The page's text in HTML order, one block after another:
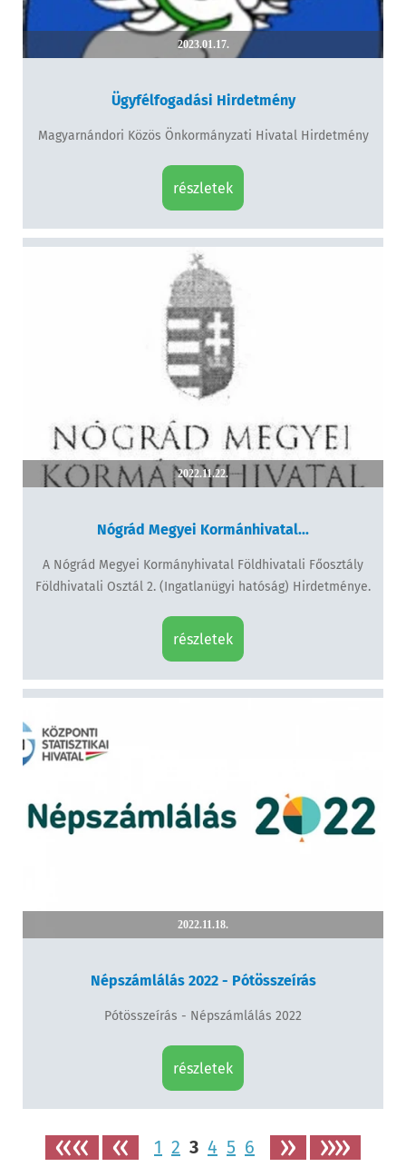
2023.01.17.
Ügyfélfogadási Hirdetmény
Magyarnándori Közös Önkormányzati Hivatal Hirdetmény
részletek
2022.11.22.
Nógrád Megyei Kormánhivatal...
A Nógrád Megyei Kormányhivatal Földhivatali Főosztály
Földhivatali Osztál 2. (Ingatlanügyi hatóság) Hirdetménye.
részletek
2022.11.18.
Népszámlálás 2022 - Pótösszeírás
Pótösszeírás - Népszámlálás 2022
részletek
«« « 1 2 3 4 5 6 » »»